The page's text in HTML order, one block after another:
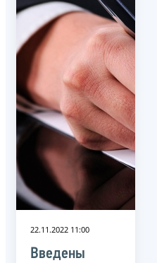
22.11.2022 11:00
Введены